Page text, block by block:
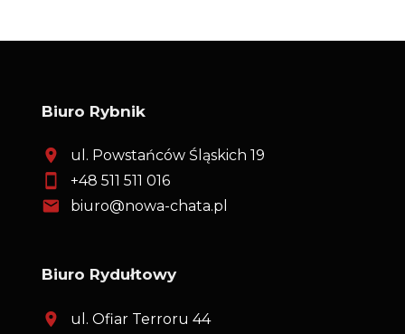
Biuro Rybnik
ul. Powstańców Śląskich 19
+48 511 511 016
biuro@nowa-chata.pl
Biuro Rydułtowy
ul. Ofiar Terroru 44